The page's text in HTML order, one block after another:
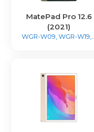
MatePad Pro 12.6
(2021)
WGR-W09, WGR-W19,...